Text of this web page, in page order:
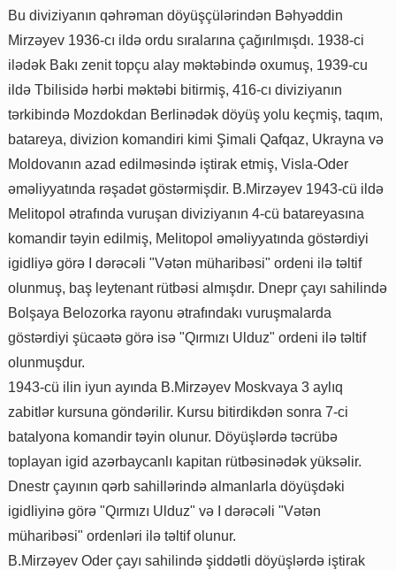
Bu diviziyanın qəhrəman döyüşçülərindən Bəhyəddin
Mirzəyev 1936-cı ildə ordu sıralarına çağırılmışdı. 1938-ci
ilədək Bakı zenit topçu alay məktəbində oxumuş, 1939-cu
ildə Tbilisidə hərbi məktəbi bitirmiş, 416-cı diviziyanın
tərkibində Mozdokdan Berlinədək döyüş yolu keçmiş, taqım,
batareya, divizion komandiri kimi Şimali Qafqaz, Ukrayna və
Moldovanın azad edilməsində iştirak etmiş, Visla-Oder
əməliyyatında rəşadət göstərmişdir. B.Mirzəyev 1943-cü ildə
Melitopol ətrafında vuruşan diviziyanın 4-cü batareyasına
komandir təyin edilmiş, Melitopol əməliyyatında göstərdiyi
igidliyə görə I dərəcəli "Vətən müharibəsi" ordeni ilə təltif
olunmuş, baş leytenant rütbəsi almışdır. Dnepr çayı sahilində
Bolşaya Belozorka rayonu ətrafındakı vuruşmalarda
göstərdiyi şücaətə görə isə "Qırmızı Ulduz" ordeni ilə təltif
olunmuşdur.
1943-cü ilin iyun ayında B.Mirzəyev Moskvaya 3 aylıq
zabitlər kursuna göndərilir. Kursu bitirdikdən sonra 7-ci
batalyona komandir təyin olunur. Döyüşlərdə təcrübə
toplayan igid azərbaycanlı kapitan rütbəsinədək yüksəlir.
Dnestr çayının qərb sahillərində almanlarla döyüşdəki
igidliyinə görə "Qırmızı Ulduz" və I dərəcəli "Vətən
müharibəsi" ordenləri ilə təltif olunur.
B.Mirzəyev Oder çayı sahilində şiddətli döyüşlərdə iştirak